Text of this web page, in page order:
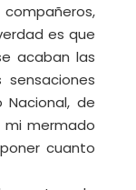
es que
acaban las
Nacional, de
mermado
cuanto